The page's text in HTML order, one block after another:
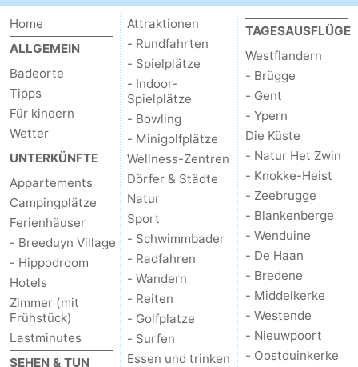
Home
ALLGEMEIN
Badeorte
Tipps
Für kindern
Wetter
UNTERKÜNFTE
Appartements
Campingplätze
Ferienhäuser
- Breeduyn Village
- Hippodroom
Hotels
Zimmer (mit
Frühstück)
Lastminutes
SEHEN & TUN
Attraktionen
- Rundfahrten
- Spielplätze
- Indoor-
Spielplätze
- Bowling
- Minigolfplätze
Wellness-Zentren
Dörfer & Städte
Natur
Sport
- Schwimmbader
- Radfahren
- Wandern
- Reiten
- Golfplatze
- Surfen
Essen und trinken
TAGESAUSFLÜGE
Westflandern
- Brügge
- Gent
- Ypern
Die Küste
- Natur Het Zwin
- Knokke-Heist
- Zeebrugge
- Blankenberge
- Wenduine
- De Haan
- Bredene
- Middelkerke
- Westende
- Nieuwpoort
- Oostduinkerke